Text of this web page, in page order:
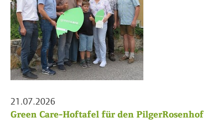
21.07.2026
Green Care-Hoftafel für den PilgerRosenhof